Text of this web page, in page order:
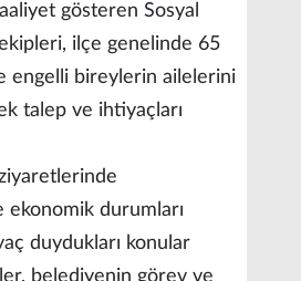
gösteren Sosyal
ilçe genelinde 65
engelli bireylerin ailelerini
talep ve ihtiyaçları
ekonomik durumları
duydukları konular
belediyenin görev ve